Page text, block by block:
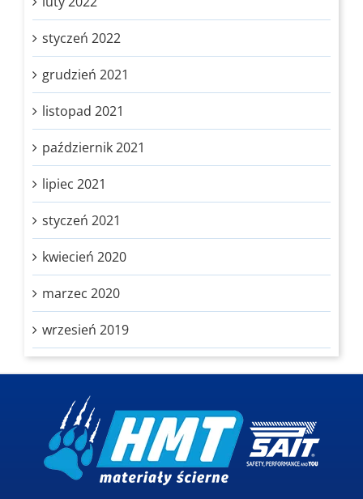
styczeń 2022
grudzień 2021
listopad 2021
październik 2021
lipiec 2021
styczeń 2021
kwiecień 2020
marzec 2020
wrzesień 2019